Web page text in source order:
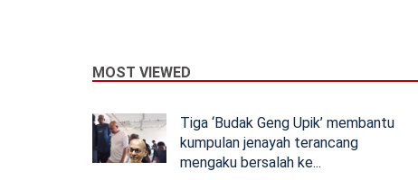
MOST VIEWED
Tiga ‘Budak Geng Upik’ membantu
kumpulan jenayah terancang
mengaku bersalah ke...